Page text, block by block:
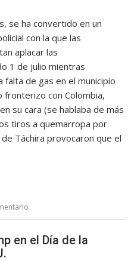
se ha convertido en un
con la que las
aplacar las
1 de julio mientras
de gas en el municipio
fronterizo con Colombia,
su cara (se hablaba de más
tiros a quemarropa por
Táchira provocaron que el
en el Día de la